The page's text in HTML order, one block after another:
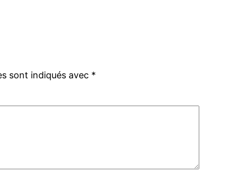
sont indiqués avec *